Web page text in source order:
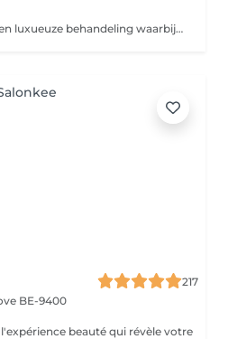
De Japanese Hoofdspa is een luxueuze behandeling waarbij geïnspireerde japanese technieken worden gecombineerd met hoogwaardige producten om je een ongeëvenaarde rustige ervaring van ontspanning en verzorging te bieden. Het is een behandeling waarbij je liggend, met je hoofd geleund op een steunkussen tot rust komt waarbij je haren/hoofdhuid worden behandeld (gewassen). Eerst maken we de haren nat met watertherapie. Daarna gaan we verder met de reiniging van je haren en hoofdhuid. Gevolgd met een hoofdhuidmassage tijdens de wasbeurt en een haarmasker dat dieper doordringt door stoomtherapie. Na de behandeling worden de haren altijd met de hand gedroogd. Alsook kan je er een professionele brushing bij boeken. Heb je graag nadien een professionele brushing? Vergeet deze dan niet bij te boeken. Deze dienst kan NIET geboekt worden tijdens een kleurbehandeling. Wacht hiermee 48uur.
217
BE-9400
beauté qui révèle votre